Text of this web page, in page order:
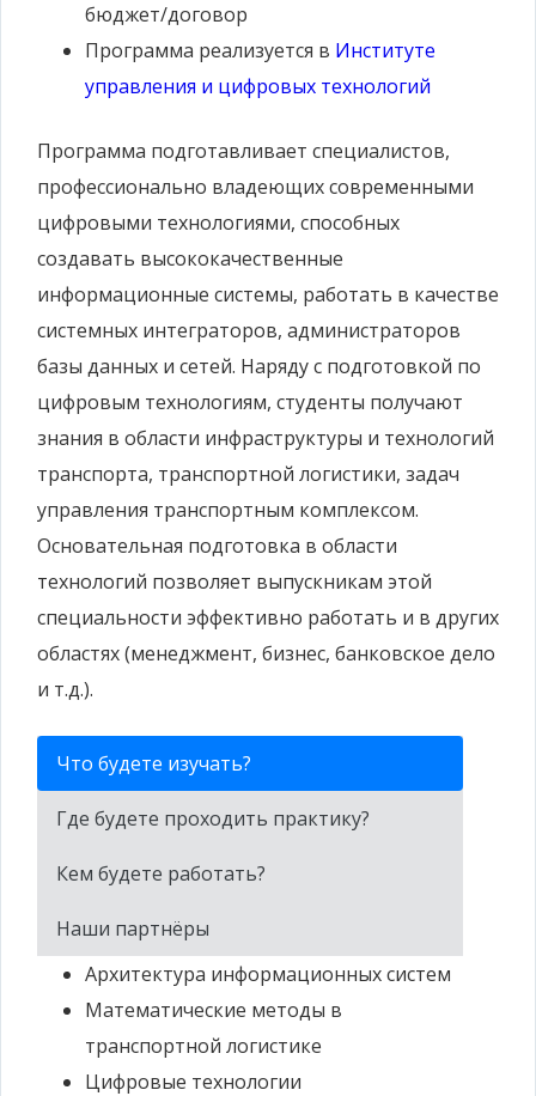
бюджет/договор
Программа реализуется в Институте
управления и цифровых технологий
Программа подготавливает специалистов,
профессионально владеющих современными
цифровыми технологиями, способных
создавать высококачественные
информационные системы, работать в качестве
системных интеграторов, администраторов
базы данных и сетей. Наряду с подготовкой по
цифровым технологиям, студенты получают
знания в области инфраструктуры и технологий
транспорта, транспортной логистики, задач
управления транспортным комплексом.
Основательная подготовка в области
технологий позволяет выпускникам этой
специальности эффективно работать и в других
областях (менеджмент, бизнес, банковское дело
и т.д.).
Что будете изучать?
Где будете проходить практику?
Кем будете работать?
Наши партнёры
Архитектура информационных систем
Математические методы в
транспортной логистике
Цифровые технологии